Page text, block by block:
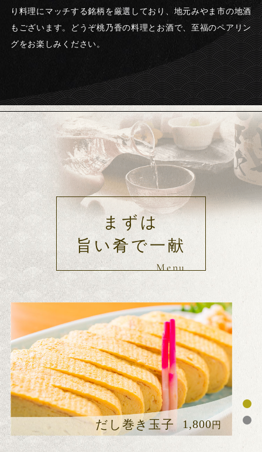
り料理にマッチする銘柄を厳選しており、地元みやま市の地酒
もございます。どうぞ桃乃香の料理とお酒で、至福のペアリン
グをお楽しみください。
まずは
旨い肴で一献
Menu
だし巻き玉子 1,800円
貝柱のかす漬け 1,000円